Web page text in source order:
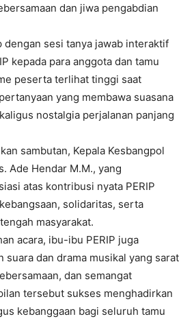
dan jiwa pengabdian
dengan sesi tanya jawab interaktif
kepada para anggota dan tamu
peserta terlihat tinggi saat
yang membawa suasana
nostalgia perjalanan panjang
sambutan, Kepala Kesbangpol
Ade Hendar M.M., yang
atas kontribusi nyata PERIP
solidaritas, serta
masyarakat.
acara, ibu-ibu PERIP juga
suara dan drama musikal yang sarat
dan semangat
tersebut sukses menghadirkan
kebanggaan bagi seluruh tamu